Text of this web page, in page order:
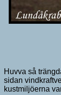
Huvva så
sidan
kustmiljöerna